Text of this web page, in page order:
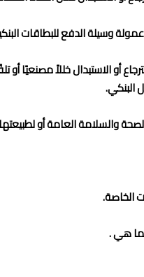
، ويستغرق الإجراء حتى 10 أيام عمل من
الاستبدال خللاً مصنعيًا أو
البنكي.
والسلامة العامة أو
الخاصة.
هي .